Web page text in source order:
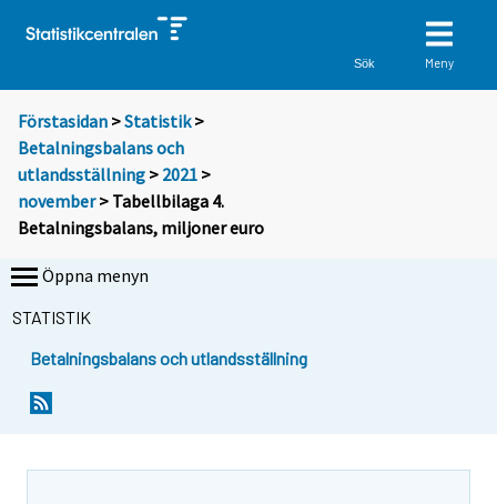
Sök Meny
Förstasidan >Statistik >
Betalningsbalans och
utlandsställning > 2021 >
november> Tabellbilaga 4.
Betalningsbalans, miljoner euro
Öppna menyn
STATISTIK
Betalningsbalans och utlandsställning